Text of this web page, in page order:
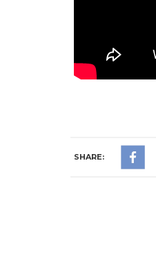
SHARE: